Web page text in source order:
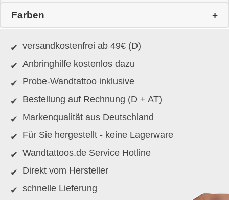
Farben
versandkostenfrei ab 49€ (D)
Anbringhilfe kostenlos dazu
Probe-Wandtattoo inklusive
Bestellung auf Rechnung (D + AT)
Markenqualität aus Deutschland
Für Sie hergestellt - keine Lagerware
Wandtattoos.de Service Hotline
Direkt vom Hersteller
schnelle Lieferung